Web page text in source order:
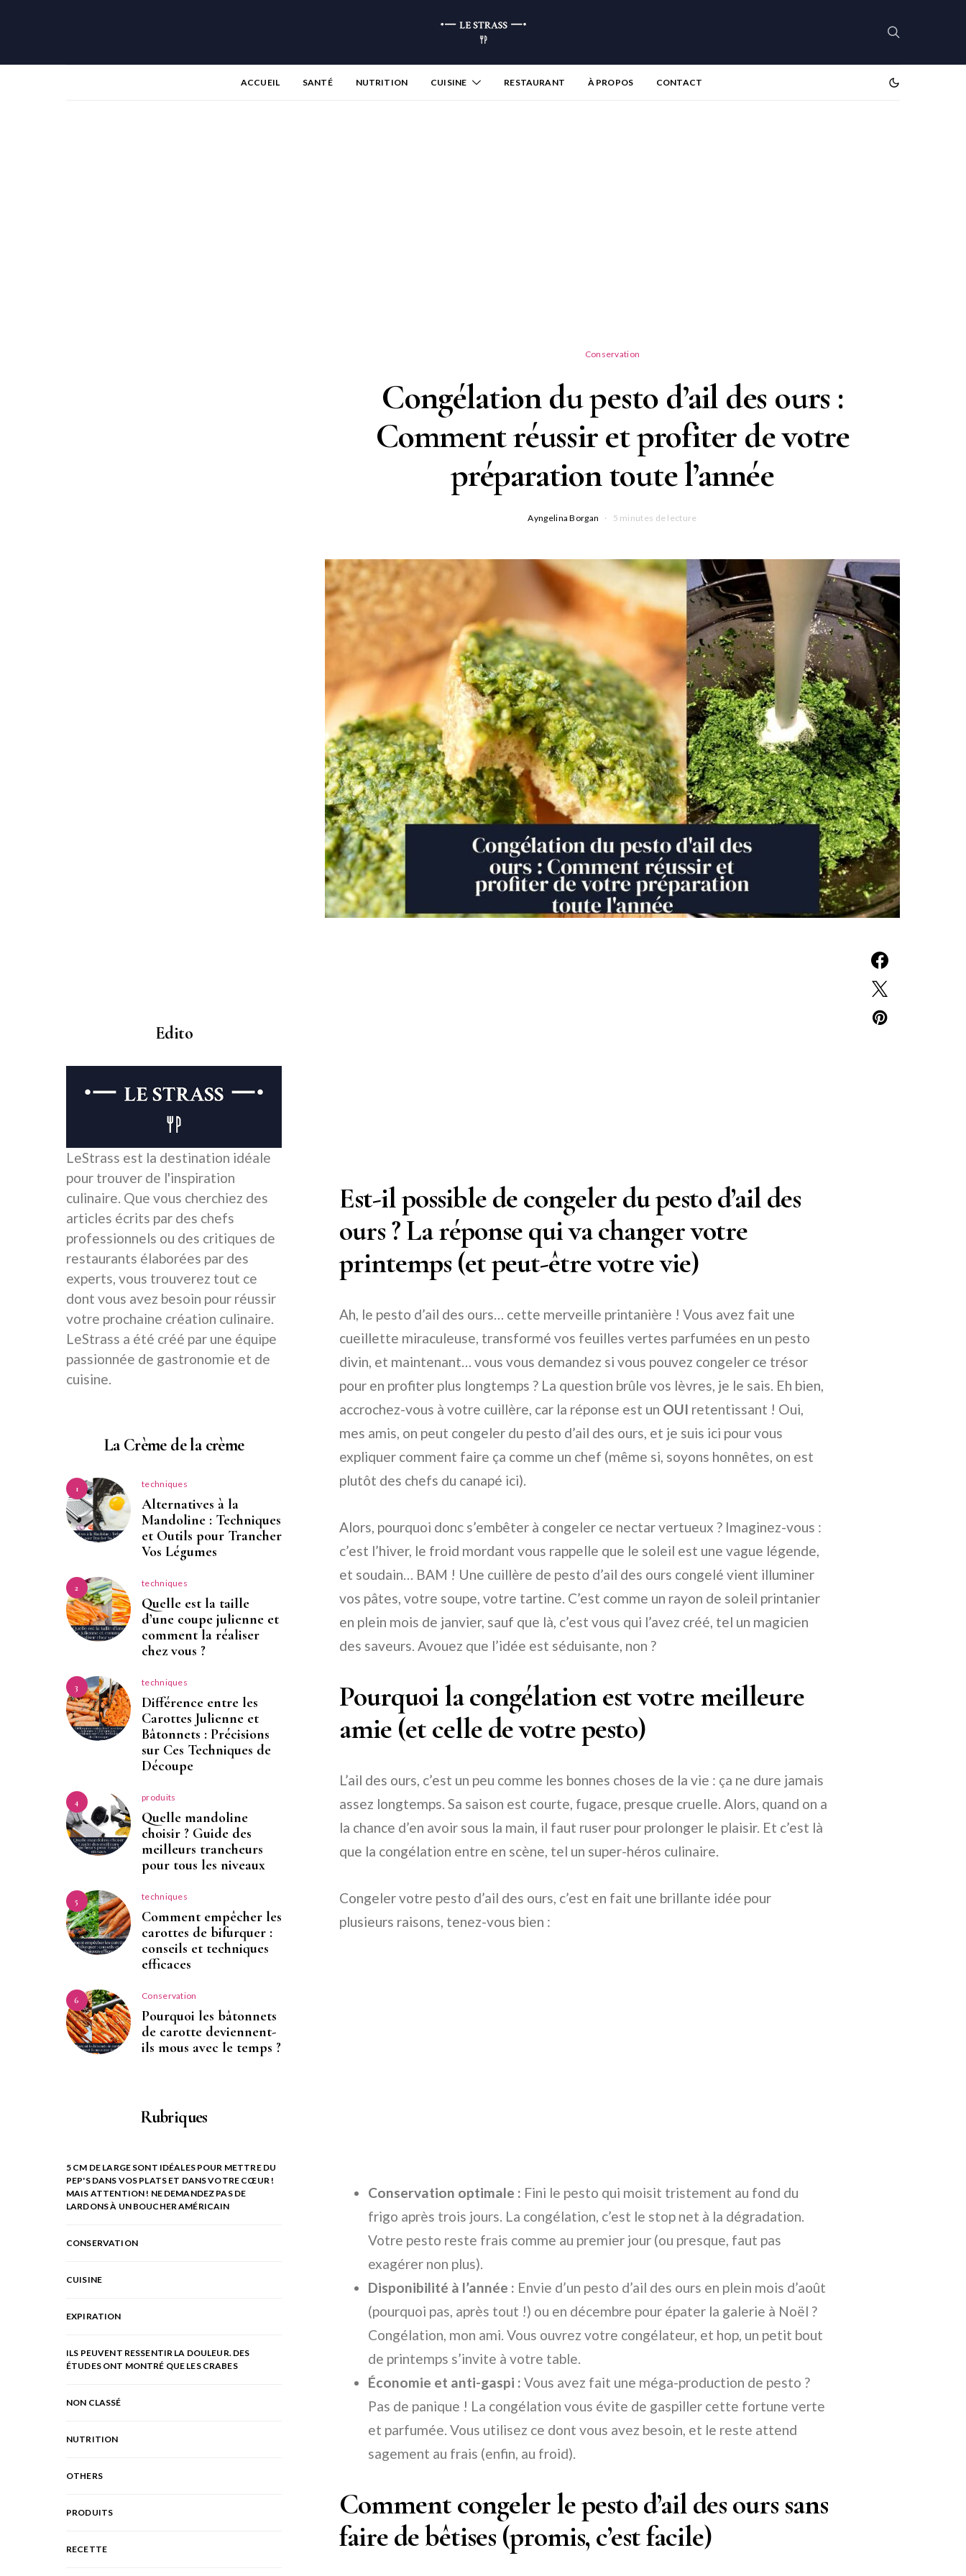
ACCUEIL SANTÉ NUTRITION CUISINE RESTAURANT À PROPOS CONTACT
Conservation
Congélation du pesto d’ail des ours :
Comment réussir et profiter de votre
préparation toute l’année
Ayngelina Borgan 5 minutes de lecture
Est-il possible de congeler du pesto d’ail des
ours ? La réponse qui va changer votre
printemps (et peut-être votre vie)
Ah, le pesto d’ail des ours… cette merveille printanière ! Vous avez fait une
cueillette miraculeuse, transformé vos feuilles vertes parfumées en un pesto
divin, et maintenant… vous vous demandez si vous pouvez congeler ce trésor
pour en profiter plus longtemps ? La question brûle vos lèvres, je le sais. Eh bien,
accrochez-vous à votre cuillère, car la réponse est un OUI retentissant ! Oui,
mes amis, on peut congeler du pesto d’ail des ours, et je suis ici pour vous
expliquer comment faire ça comme un chef (même si, soyons honnêtes, on est
plutôt des chefs du canapé ici).
Alors, pourquoi donc s’embêter à congeler ce nectar vertueux ? Imaginez-vous :
c’est l’hiver, le froid mordant vous rappelle que le soleil est une vague légende,
et soudain… BAM ! Une cuillère de pesto d’ail des ours congelé vient illuminer
vos pâtes, votre soupe, votre tartine. C’est comme un rayon de soleil printanier
en plein mois de janvier, sauf que là, c’est vous qui l’avez créé, tel un magicien
des saveurs. Avouez que l’idée est séduisante, non ?
Pourquoi la congélation est votre meilleure
amie (et celle de votre pesto)
L’ail des ours, c’est un peu comme les bonnes choses de la vie : ça ne dure jamais
assez longtemps. Sa saison est courte, fugace, presque cruelle. Alors, quand on a
la chance d’en avoir sous la main, il faut ruser pour prolonger le plaisir. Et c’est là
que la congélation entre en scène, tel un super-héros culinaire.
Congeler votre pesto d’ail des ours, c’est en fait une brillante idée pour
plusieurs raisons, tenez-vous bien :
Conservation optimale : Fini le pesto qui moisit tristement au fond du
frigo après trois jours. La congélation, c’est le stop net à la dégradation.
Votre pesto reste frais comme au premier jour (ou presque, faut pas
exagérer non plus).
Disponibilité à l’année : Envie d’un pesto d’ail des ours en plein mois d’août
(pourquoi pas, après tout !) ou en décembre pour épater la galerie à Noël ?
Congélation, mon ami. Vous ouvrez votre congélateur, et hop, un petit bout
de printemps s’invite à votre table.
Économie et anti-gaspi : Vous avez fait une méga-production de pesto ?
Pas de panique ! La congélation vous évite de gaspiller cette fortune verte
et parfumée. Vous utilisez ce dont vous avez besoin, et le reste attend
sagement au frais (enfin, au froid).
Comment congeler le pesto d’ail des ours sans
faire de bêtises (promis, c’est facile)
Edito
LeStrass est la destination idéale
pour trouver de l'inspiration
culinaire. Que vous cherchiez des
articles écrits par des chefs
professionnels ou des critiques de
restaurants élaborées par des
experts, vous trouverez tout ce
dont vous avez besoin pour réussir
votre prochaine création culinaire.
LeStrass a été créé par une équipe
passionnée de gastronomie et de
cuisine.
La Crème de la crème
1 techniques
Alternatives à la
Mandoline : Techniques
et Outils pour Trancher
Vos Légumes
2 techniques
Quelle est la taille
d’une coupe julienne et
comment la réaliser
chez vous ?
3 techniques
Différence entre les
Carottes Julienne et
Bâtonnets : Précisions
sur Ces Techniques de
Découpe
4 produits
Quelle mandoline
choisir ? Guide des
meilleurs trancheurs
pour tous les niveaux
5 techniques
Comment empêcher les
carottes de bifurquer :
conseils et techniques
efficaces
6 Conservation
Pourquoi les bâtonnets
de carotte deviennent-
ils mous avec le temps ?
Rubriques
5 CM DE LARGE SONT IDÉALES POUR METTRE DU
PEP'S DANS VOS PLATS ET DANS VOTRE CŒUR !
MAIS ATTENTION ! NE DEMANDEZ PAS DE
LARDONS À UN BOUCHER AMÉRICAIN
CONSERVATION
CUISINE
EXPIRATION
ILS PEUVENT RESSENTIR LA DOULEUR. DES
ÉTUDES ONT MONTRÉ QUE LES CRABES
NON CLASSÉ
NUTRITION
OTHERS
PRODUITS
RECETTE